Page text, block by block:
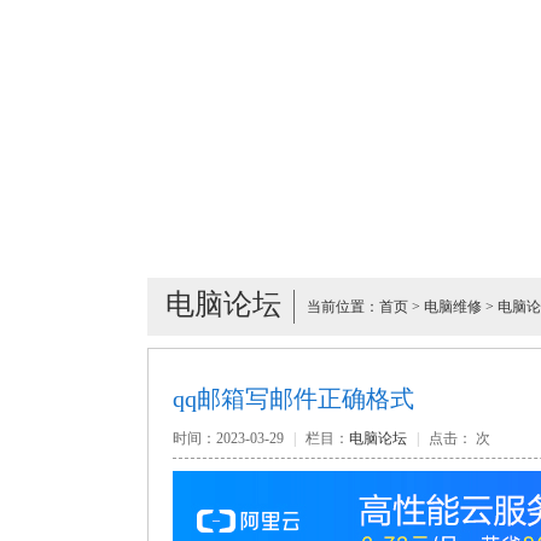
电脑论坛 当前位置： 首页 > 电脑维修 > 电脑
qq邮箱写邮件正确格式
时间：2023-03-29 栏目： 电脑论坛 点击： 次